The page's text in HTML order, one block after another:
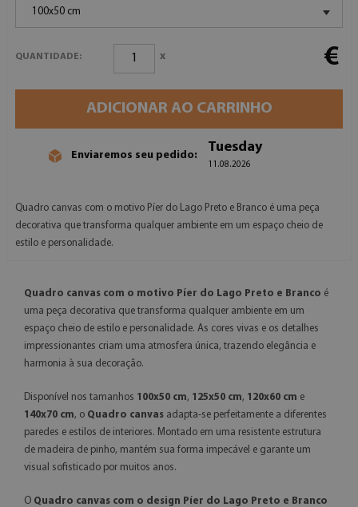
100x50 cm
QUANTIDADE: x €
ADICIONAR AO CARRINHO
Enviaremos seu pedido:
Tuesday
11.08.2026
Quadro canvas com o motivo Píer do Lago Preto e Branco é uma peça
decorativa que transforma qualquer ambiente em um espaço cheio de
estilo e personalidade.
Quadro canvas com o motivo Píer do Lago Preto e Branco é
uma peça decorativa que transforma qualquer ambiente em um
espaço cheio de estilo e personalidade. As cores vivas e os detalhes
impressionantes criam uma atmosfera única, trazendo elegância e
harmonia à sua decoração.
Disponível nos tamanhos 100x50 cm, 125x50 cm, 120x60 cm e
140x70 cm, o Quadro canvas adapta-se perfeitamente a diferentes
paredes e estilos de interiores. Montado em uma resistente estrutura
de madeira de pinho, mantém sua forma impecável e garante um
visual sofisticado por muitos anos.
O Quadro canvas com o design Píer do Lago Preto e Branco